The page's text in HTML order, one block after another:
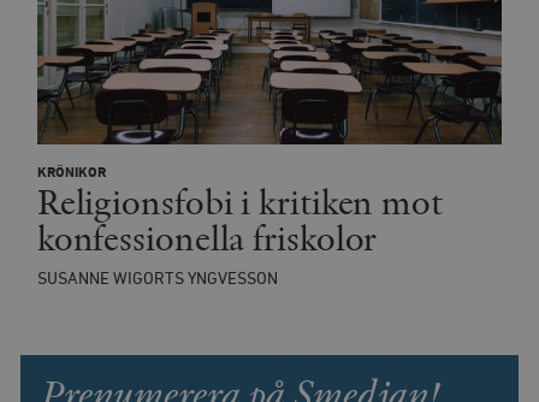
KRÖNIKOR
Religionsfobi i kritiken mot
konfessionella friskolor
SUSANNE WIGORTS YNGVESSON